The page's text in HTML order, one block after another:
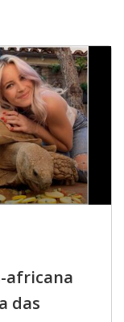
africana
das